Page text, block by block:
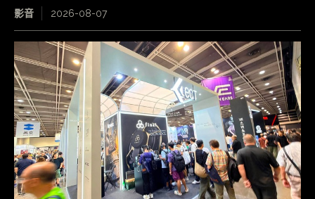
影音 2026-08-07